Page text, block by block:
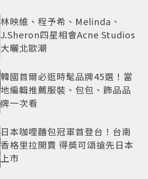
林映維、程予希、Melinda、
J.Sheron四星相會Acne Studios
大曬北歐潮
韓國首爾必逛時髦品牌45選！當
地編輯推薦服裝、包包、飾品品
牌一次看
日本咖哩麵包冠軍首登台！台南
香格里拉開賣 得獎可頌搶先日本
上市